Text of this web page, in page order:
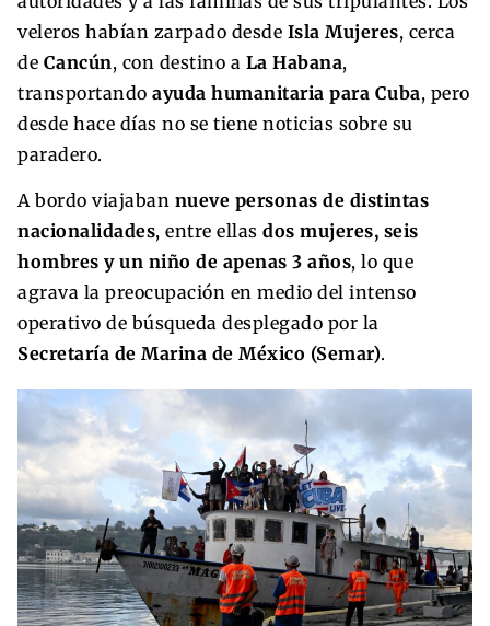
veleros habían zarpado desde Isla Mujeres, cerca
de Cancún, con destino a La Habana,
transportando ayuda humanitaria para Cuba, pero
desde hace días no se tiene noticias sobre su
paradero.
A bordo viajaban nueve personas de distintas
nacionalidades, entre ellas dos mujeres, seis
hombres y un niño de apenas 3 años, lo que
agrava la preocupación en medio del intenso
operativo de búsqueda desplegado por la
Secretaría de Marina de México (Semar).